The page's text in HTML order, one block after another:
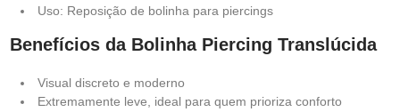
Uso: Reposição de bolinha para piercings
Benefícios da Bolinha Piercing Translúcida
Visual discreto e moderno
Extremamente leve, ideal para quem prioriza conforto